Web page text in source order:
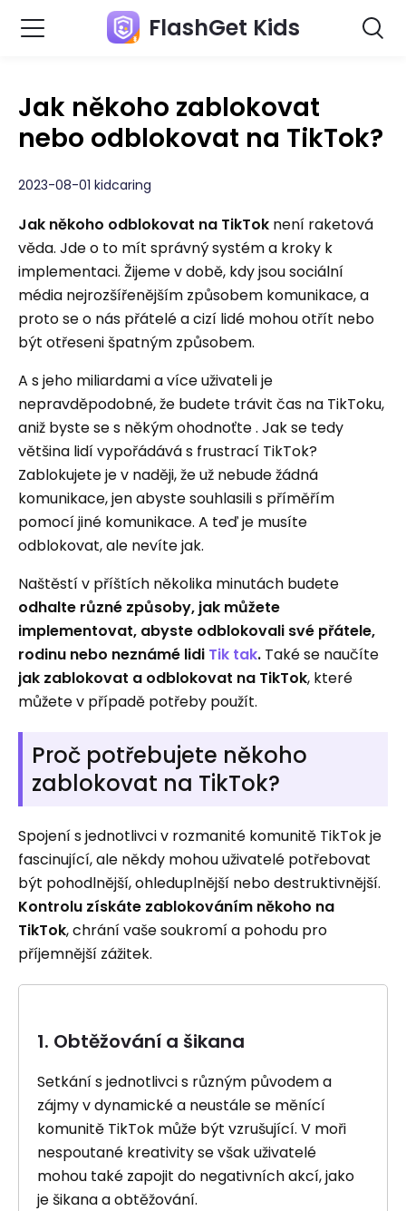
FlashGet Kids
Jak někoho zablokovat
nebo odblokovat na TikTok?
2023-08-01 kidcaring
Jak někoho odblokovat na TikTok není raketová
věda. Jde o to mít správný systém a kroky k
implementaci. Žijeme v době, kdy jsou sociální
média nejrozšířenějším způsobem komunikace, a
proto se o nás přátelé a cizí lidé mohou otřít nebo
být otřeseni špatným způsobem.
A s jeho miliardami a více uživateli je
nepravděpodobné, že budete trávit čas na TikToku,
aniž byste se s někým ohodnoťte . Jak se tedy
většina lidí vypořádává s frustrací TikTok?
Zablokujete je v naději, že už nebude žádná
komunikace, jen abyste souhlasili s příměřím
pomocí jiné komunikace. A teď je musíte
odblokovat, ale nevíte jak.
Naštěstí v příštích několika minutách budete
odhalte různé způsoby, jak můžete
implementovat, abyste odblokovali své přátele,
rodinu nebo neznámé lidi Tik tak. Také se naučíte
jak zablokovat a odblokovat na TikTok, které
můžete v případě potřeby použít.
Proč potřebujete někoho
zablokovat na TikTok?
Spojení s jednotlivci v rozmanité komunitě TikTok je
fascinující, ale někdy mohou uživatelé potřebovat
být pohodlnější, ohleduplnější nebo destruktivnější.
Kontrolu získáte zablokováním někoho na
TikTok, chrání vaše soukromí a pohodu pro
příjemnější zážitek.
1. Obtěžování a šikana
Setkání s jednotlivci s různým původem a
zájmy v dynamické a neustále se měnící
komunitě TikTok může být vzrušující. V moři
nespoutané kreativity se však uživatelé
mohou také zapojit do negativních akcí, jako
je šikana a obtěžování.